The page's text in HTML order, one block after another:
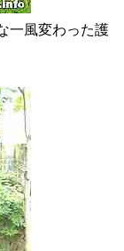
一風変わった護